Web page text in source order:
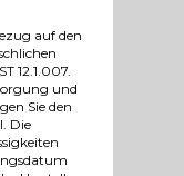
auf den
12.1.007.
und
Sie den
Die